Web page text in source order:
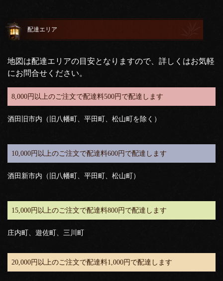
配達エリア
地図は配達エリアの目安となりますので、詳しくはお気軽
にお問合せください。
8,000円以上のご注文で配達料500円で配達します
酒田旧市内（旧八幡町、平田町、松山町を除く）
10,000円以上のご注文で配達料600円で配達します
酒田新市内（旧八幡町、平田町、松山町）
15,000円以上のご注文で配達料800円で配達します
庄内町、遊佐町、三川町
20,000円以上のご注文で配達料1,000円で配達します